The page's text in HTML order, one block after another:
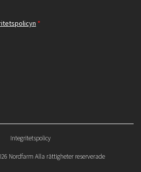
*
Integritetspolicy
Nordfarm Alla rättigheter reserverade